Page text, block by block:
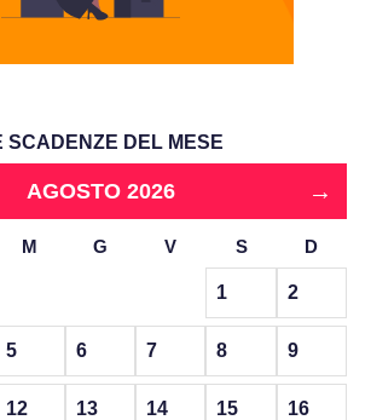
SCADENZE DEL MESE
AGOSTO 2026 →
M G V S D
1 2
5 6 7 8 9
12 13 14 15 16